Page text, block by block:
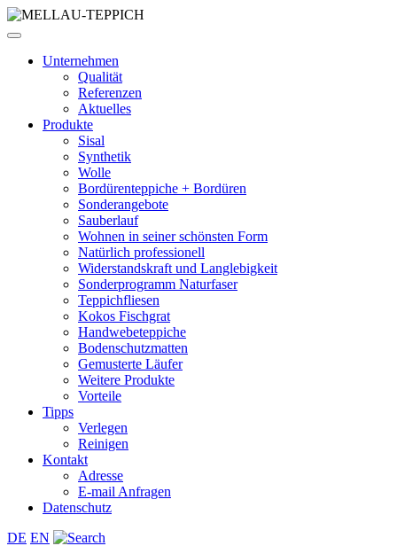
Unternehmen
Qualität
Referenzen
Aktuelles
Produkte
Sisal
Synthetik
Wolle
Bordürenteppiche + Bordüren
Sonderangebote
Sauberlauf
Wohnen in seiner schönsten Form
Natürlich professionell
Widerstandskraft und Langlebigkeit
Sonderprogramm Naturfaser
Teppichfliesen
Kokos Fischgrat
Handwebeteppiche
Bodenschutzmatten
Gemusterte Läufer
Weitere Produkte
Vorteile
Tipps
Verlegen
Reinigen
Kontakt
Adresse
E-mail Anfragen
Datenschutz
DE EN